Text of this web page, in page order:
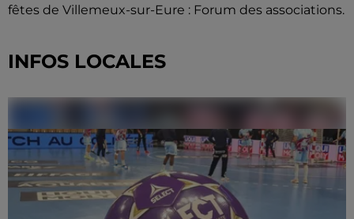
fêtes de Villemeux-sur-Eure : Forum des associations.
INFOS LOCALES